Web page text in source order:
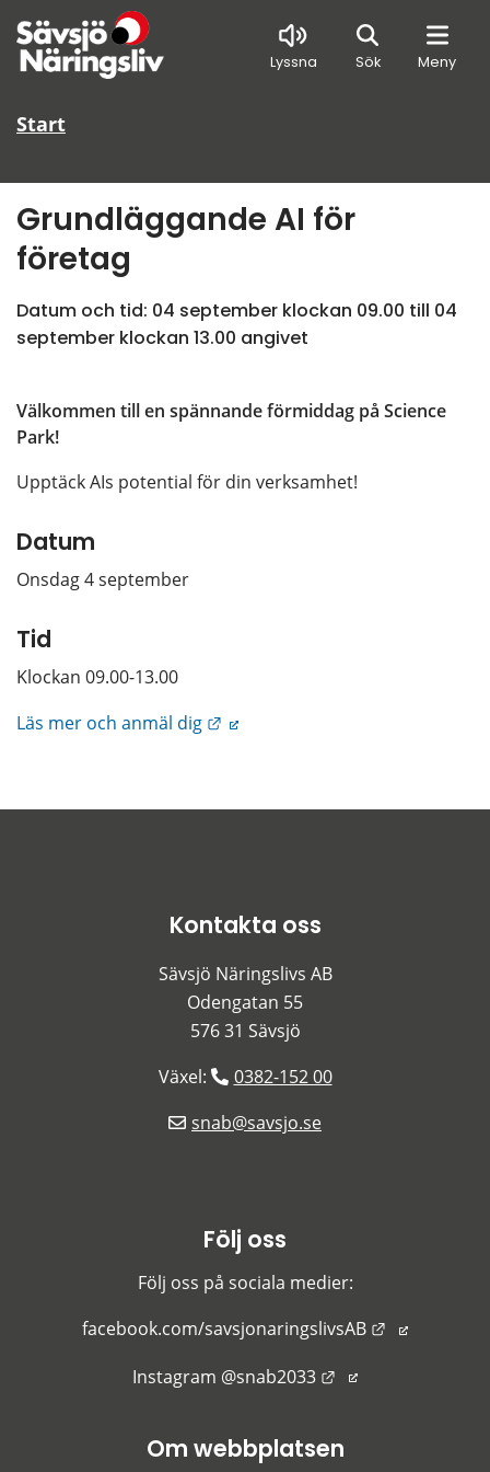
Lyssna Sök Meny
Sök
Start
Grundläggande AI för
företag
Datum och tid: 04 september klockan 09.00 till 04
september klockan 13.00 angivet
Välkommen till en spännande förmiddag på Science
Park!
Upptäck AIs potential för din verksamhet!
Datum
Onsdag 4 september
Tid
Klockan 09.00-13.00
Läs mer och anmäl dig
Länk till annan webbplats.
Kontakta oss
Sävsjö Näringslivs AB
Odengatan 55
576 31 Sävsjö
Växel:
0382-152 00
snab@savsjo.se
Följ oss
Följ oss på sociala medier:
facebook.com/savsjonaringslivsAB
Länk till
Instagram @snab2033 Länk till annan
Om webbplatsen